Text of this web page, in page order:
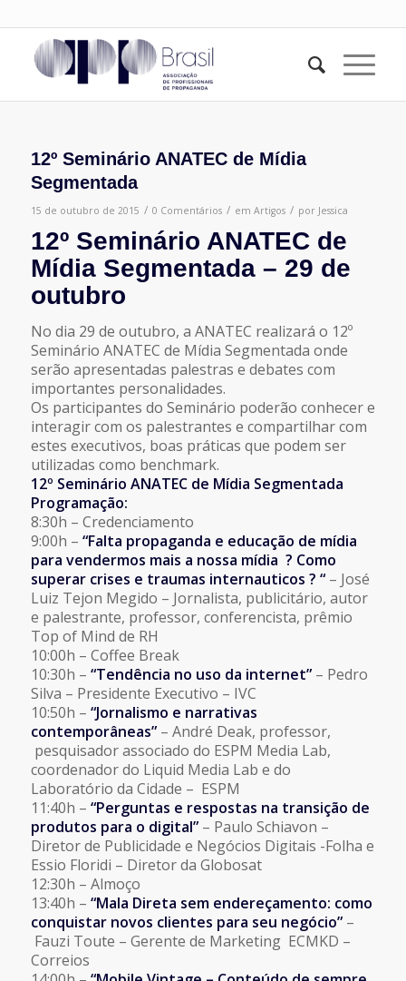
12º Seminário ANATEC de Mídia
Segmentada
15 de outubro de 2015 / 0 Comentários / em Artigos / por Jessica
12º Seminário ANATEC de
Mídia Segmentada – 29 de
outubro
No dia 29 de outubro, a ANATEC realizará o 12º
Seminário ANATEC de Mídia Segmentada onde
serão apresentadas palestras e debates com
importantes personalidades.
Os participantes do Seminário poderão conhecer e
interagir com os palestrantes e compartilhar com
estes executivos, boas práticas que podem ser
utilizadas como benchmark.
12º Seminário ANATEC de Mídia Segmentada
Programação:
8:30h – Credenciamento
9:00h – “Falta propaganda e educação de mídia
para vendermos mais a nossa mídia ? Como
superar crises e traumas internauticos ? “– José
Luiz Tejon Megido – Jornalista, publicitário, autor
e palestrante, professor, conferencista, prêmio
Top of Mind de RH
10:00h – Coffee Break
10:30h – “Tendência no uso da internet”– Pedro
Silva – Presidente Executivo – IVC
10:50h – “Jornalismo e narrativas
contemporâneas”– André Deak, professor,
pesquisador associado do ESPM Media Lab,
coordenador do Liquid Media Lab e do
Laboratório da Cidade – ESPM
11:40h – “Perguntas e respostas na transição de
produtos para o digital”– Paulo Schiavon –
Diretor de Publicidade e Negócios Digitais -Folha e
Essio Floridi – Diretor da Globosat
12:30h – Almoço
13:40h – “Mala Direta sem endereçamento: como
conquistar novos clientes para seu negócio”–
Fauzi Toute – Gerente de Marketing ECMKD –
Correios